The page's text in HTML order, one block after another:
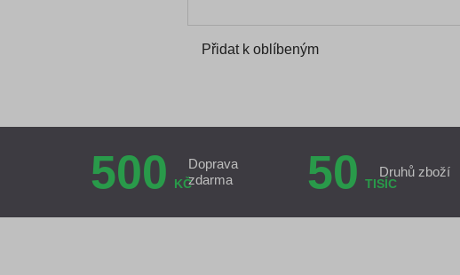
Přidat k oblíbeným
500 KČ
Doprava
zdarma
50 TISÍC
Druhů zboží